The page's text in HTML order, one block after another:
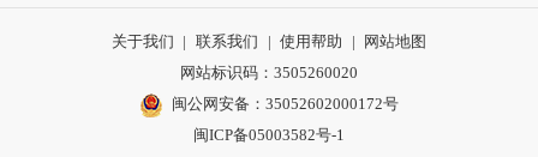
关于我们 | 联系我们 | 使用帮助 |
网站地图
网站标识码：3505260020
闽公网安备：35052602000172号
闽ICP备05003582号-1